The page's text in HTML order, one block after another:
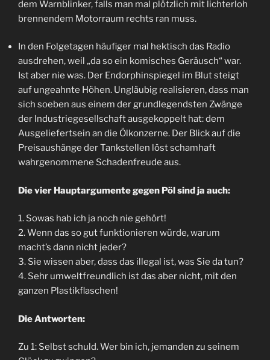
dem Warnblinker, falls man mal plötzlich mit lichterloh
brennendem Motorraum rechts ran muss.
In den Folgetagen häufiger mal hektisch das Radio
ausdrehen, weil „da so ein komisches Geräusch“ war.
Ist aber nie was. Der Endorphinspiegel im Blut steigt
auf ungeahnte Höhen. Ungläubig realisieren, dass man
sich soeben aus einem der grundlegendsten Zwänge
der Industriegesellschaft ausgekoppelt hat: dem
Ausgeliefertsein an die Ölkonzerne. Der Blick auf die
Preisaushänge der Tankstellen löst schamhaft
wahrgenommene Schadenfreude aus.
Die vier Hauptargumente gegen Pöl sind ja auch:
1. Sowas hab ich ja noch nie gehört!
2. Wenn das so gut funktionieren würde, warum
macht’s dann nicht jeder?
3. Sie wissen aber, dass das illegal ist, was Sie da tun?
4. Sehr umweltfreundlich ist das aber nicht, mit den
ganzen Plastikflaschen!
Die Antworten:
Zu 1: Selbst schuld. Wer bin ich, jemanden zu seinem